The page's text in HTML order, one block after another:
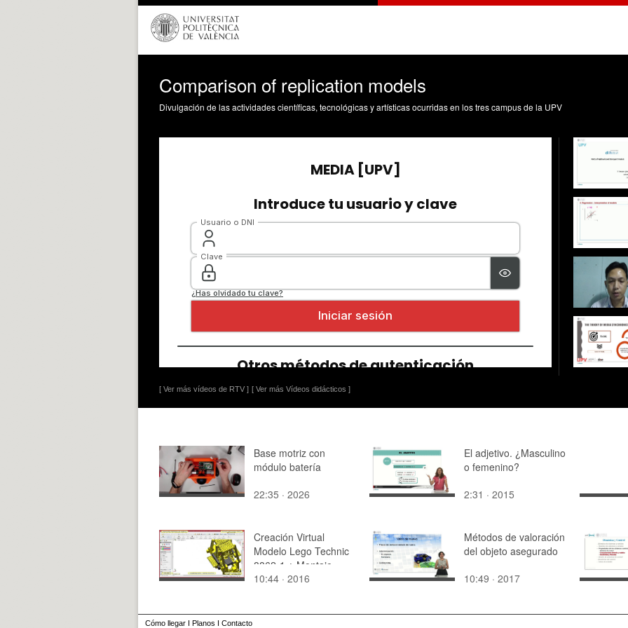
Comparison of replication models
Divulgación de las actividades científicas, tecnológicas y artísticas ocurridas en los tres campus de la UPV
[ Ver más vídeos de RTV ] [ Ver más Vídeos didácticos ]
Base motriz con
módulo batería
22:35 · 2026
El adjetivo. ¿Masculino
o femenino?
2:31 · 2015
Creación Virtual
Modelo Lego Technic
8862-1 ¿ Montaje
Modelo ¿ 28 de 44
10:44 · 2016
Métodos de valoración
del objeto asegurado
10:49 · 2017
Cómo llegar I Planos I Contacto